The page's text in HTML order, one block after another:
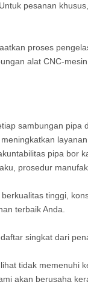
Untuk pesanan
proses
alat CNC-
sambungan pipa
layanan
pipa bor
prosedur
tinggi,
terbaik Anda.
singkat dari
tidak memenuhi
akan berusaha